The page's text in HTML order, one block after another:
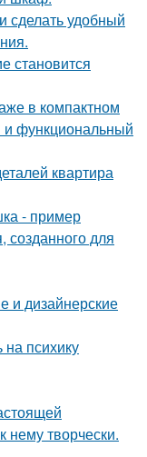
сделать удобный
становится
в компактном
и функциональный
квартира
- пример
созданного для
дизайнерские
психику
нему творчески.